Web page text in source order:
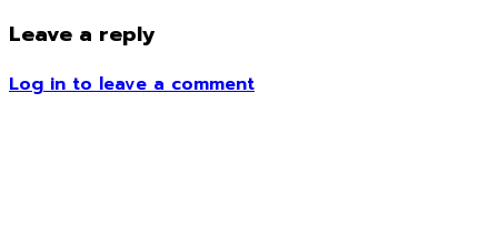
Leave a reply
Log in to leave a comment